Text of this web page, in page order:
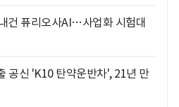
건 퓨리오사AI…사업화 시험대
공신 'K10 탄약운반차', 21년 만